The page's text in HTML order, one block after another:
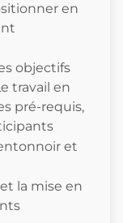
en
objectifs
travail en
pré-requis,
et
la mise en